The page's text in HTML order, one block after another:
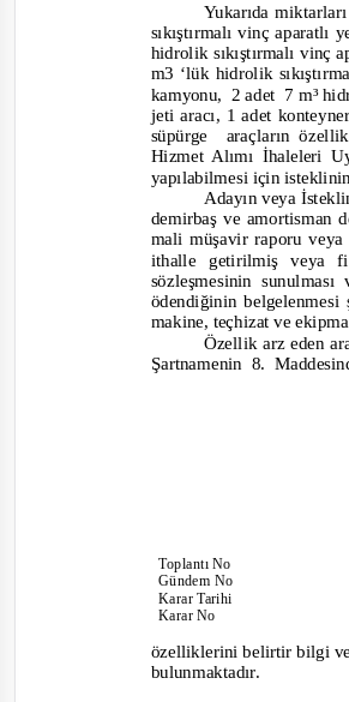
Yukarıda
sıkıştırmalı vinç
hidrolik sıkıştırmalı vinç
m3 ‘lük hidrolik
kamyonu, 2 adet 7 m³
jeti aracı, 1 adet
süpürge araçların
Hizmet Alımı İhaleleri
yapılabilmesi için
Adayın veya
demirbaş ve amortisman
mali müşavir raporu
ithalle getirilmiş veya
sözleşmesinin
ödendiğinin belgelenmesi
makine, teçhizat ve
Özellik arz eden
Şartnamenin 8.
ToplantıNo
Gündem No
Karar Tarihi
Karar No
özelliklerini belirtir bilgi ve
bulunmaktadır.